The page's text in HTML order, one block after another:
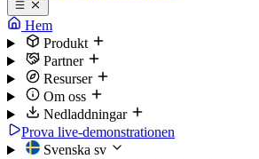
Hem
Produkt
Partner
Resurser
Om oss
Nedladdningar
Prova live-demonstrationen
Svenska sv